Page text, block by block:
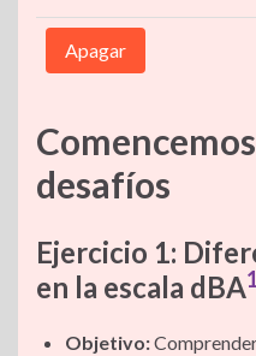
Apagar
desafíos
Ejercicio 1:
en la escala dBA1
Objetivo: